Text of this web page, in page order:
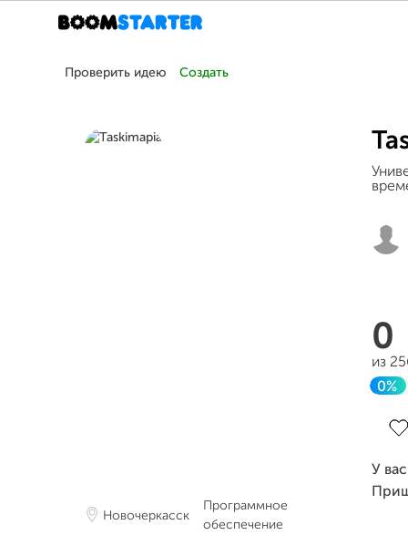
Проверить идею Создать
Новочеркасск
Программное
обеспечение
0
из
0%
У